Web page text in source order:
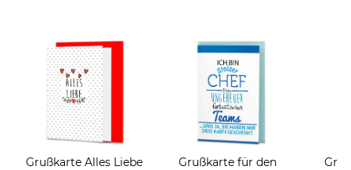
Grußkarte Alles Liebe
Grußkarte für den